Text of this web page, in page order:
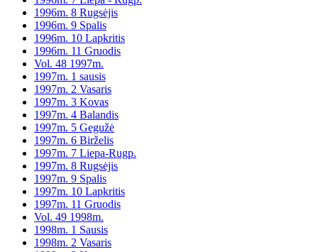
1996m. 8 Rugsėjis
1996m. 9 Spalis
1996m. 10 Lapkritis
1996m. 11 Gruodis
Vol. 48 1997m.
1997m. 1 sausis
1997m. 2 Vasaris
1997m. 3 Kovas
1997m. 4 Balandis
1997m. 5 Gegužė
1997m. 6 Birželis
1997m. 7 Liepa-Rugp.
1997m. 8 Rugsėjis
1997m. 9 Spalis
1997m. 10 Lapkritis
1997m. 11 Gruodis
Vol. 49 1998m.
1998m. 1 Sausis
1998m. 2 Vasaris